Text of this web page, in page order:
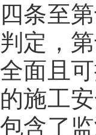
四条至
判定，
全面且
的施工
包含了